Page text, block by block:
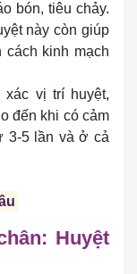
bón, tiêu chảy.
này còn giúp
cách kinh mạch
vị trí huyệt,
đến khi có cảm
3-5 lần và ở cả
Huyệt